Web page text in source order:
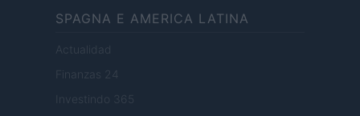
SPAGNA E AMERICA LATINA
Actualidad
Finanzas 24
Investindo 365